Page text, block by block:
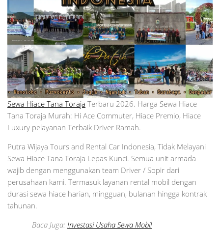
Sewa Hiace Tana Toraja Terbaru 2026. Harga Sewa Hiace
Tana Toraja Murah: Hi Ace Commuter, Hiace Premio, Hiace
Luxury pelayanan Terbaik Driver Ramah.
Putra Wijaya Tours and Rental Car Indonesia, Tidak Melayani
Sewa Hiace Tana Toraja Lepas Kunci. Semua unit armada
wajib dengan menggunakan team Driver / Sopir dari
perusahaan kami. Termasuk layanan rental mobil dengan
durasi sewa hiace harian, mingguan, bulanan hingga kontrak
tahunan.
Baca Juga: Investasi Usaha Sewa Mobil